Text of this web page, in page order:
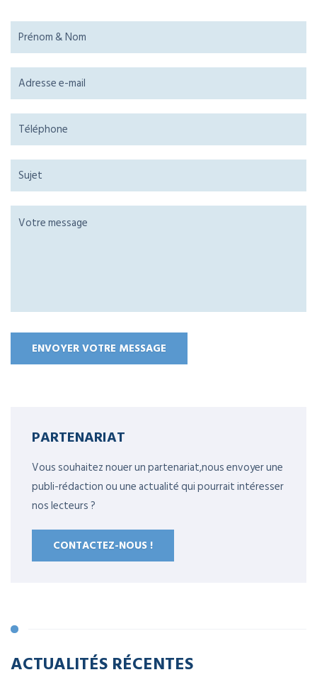
PARTENARIAT
Vous souhaitez nouer un partenariat,nous envoyer une
publi-rédaction ou une actualité qui pourrait intéresser
nos lecteurs ?
CONTACTEZ-NOUS !
ACTUALITÉS RÉCENTES